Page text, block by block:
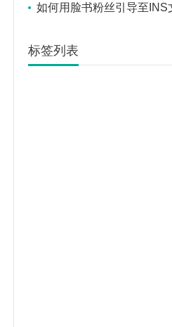
如何用脸书粉丝引导至INS
标签列表